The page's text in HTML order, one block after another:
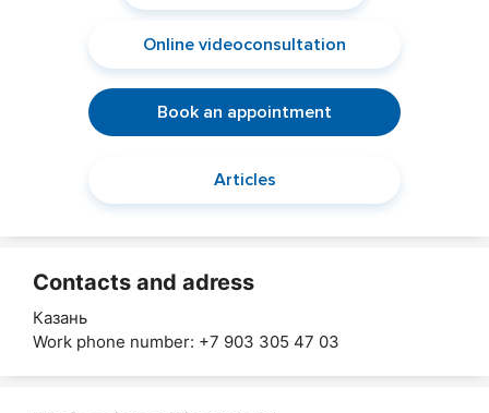
Online videoconsultation
Book an appointment
Articles
Contacts and adress
Казань
Work phone number: +7 903 305 47 03